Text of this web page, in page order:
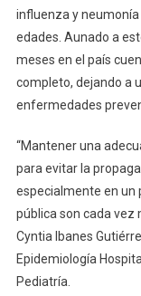
influenza y
edades. Aunado a
meses en el país
completo, dejando a
enfermedades
“Mantener una
para evitar la
especialmente en un
pública son cada vez
Cyntia Ibanes
Epidemiología
Pediatría.